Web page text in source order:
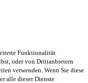
Funktionalität
oder von Drittanbietern
verwenden. Wenn Sie diese
alle dieser Dienste